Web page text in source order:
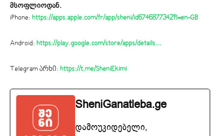
მსოფლიოდან.
iPhone: https://apps.apple.com/fr/app/sheni/id6746877342?l=en-GB
Android: https://play.google.com/store/apps/details…
Telegram არხი: https://t.me/SheniEkimi
SheniGanatleba.ge
დამოუკიდებელი,